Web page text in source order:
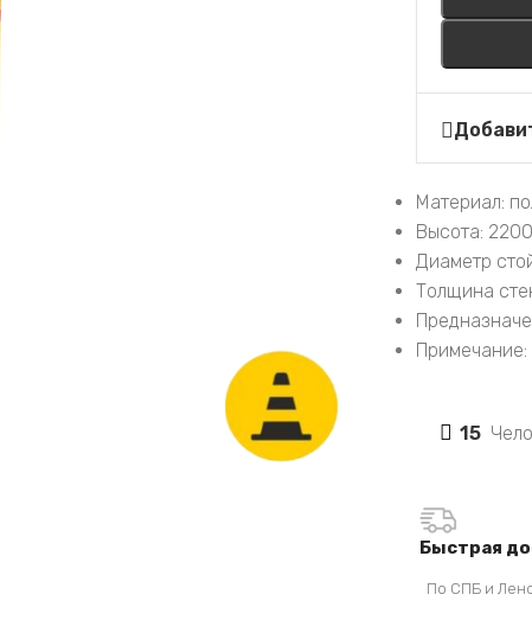
Материал:
Высота:
Диаметр
Толщина
Примечание:
15
Быстрая
По СПБ и